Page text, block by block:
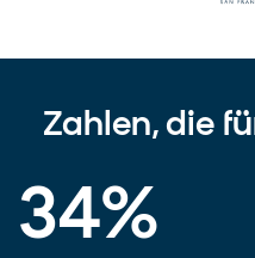
Zahlen, die
34%